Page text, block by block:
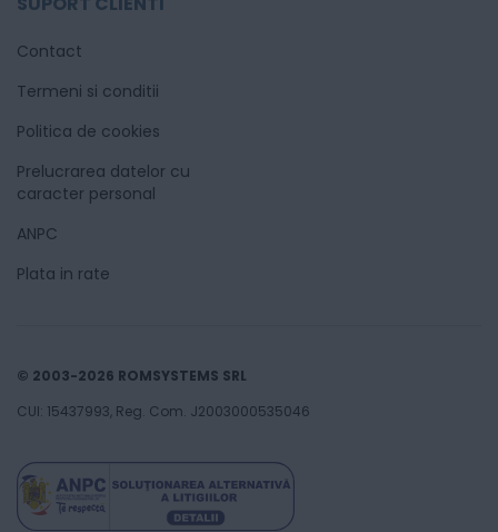
Contact
Termeni si conditii
Politica de cookies
Prelucrarea datelor cu
caracter personal
ANPC
Plata in rate
© 2003-2026 ROMSYSTEMS SRL
CUI: 15437993, Reg. Com. J2003000535046